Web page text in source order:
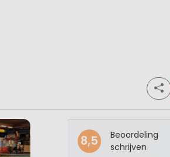
8,5
Beoordeling
schrijven